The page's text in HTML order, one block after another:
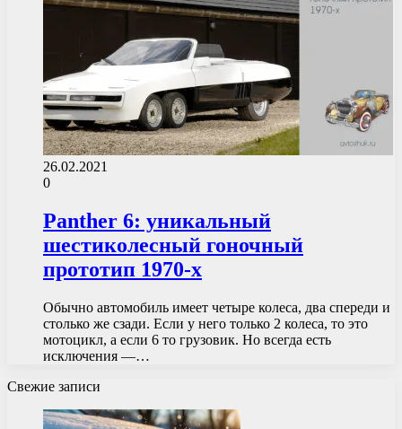
26.02.2021
0
Panther 6: уникальный
шестиколесный гоночный
прототип 1970-х
Обычно автомобиль имеет четыре колеса, два спереди и
столько же сзади. Если у него только 2 колеса, то это
мотоцикл, а если 6 то грузовик. Но всегда есть
исключения —…
Свежие записи